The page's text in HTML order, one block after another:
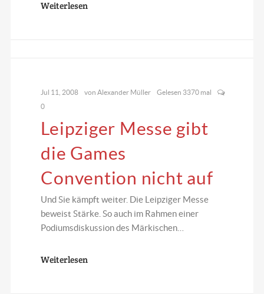
Weiterlesen
Jul 11, 2008 von Alexander Müller
Gelesen 3370 mal
0
Leipziger Messe gibt
die Games
Convention nicht auf
Und Sie kämpft weiter. Die Leipziger Messe
beweist Stärke. So auch im Rahmen einer
Podiumsdiskussion des Märkischen…
Weiterlesen